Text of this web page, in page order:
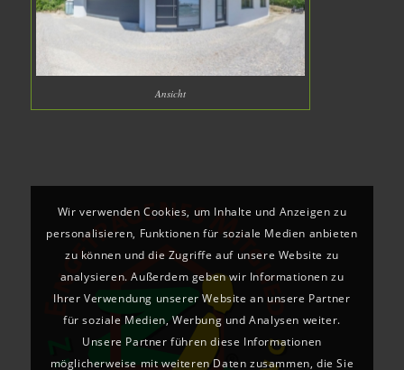
Ansicht
Wir verwenden Cookies, um Inhalte und Anzeigen zu
personalisieren, Funktionen für soziale Medien anbieten
zu können und die Zugriffe auf unsere Website zu
analysieren. Außerdem geben wir Informationen zu
Ihrer Verwendung unserer Website an unsere Partner
für soziale Medien, Werbung und Analysen weiter.
Unsere Partner führen diese Informationen
möglicherweise mit weiteren Daten zusammen, die Sie